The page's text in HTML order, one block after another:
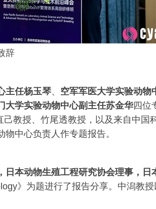
辞
主任杨玉琴、 空军军医大学实验动物
大学实验动物中心副主任苏金华四位
教授、竹尾透教授，以及来自中国
中心负责人作专题报告。
日本动物生殖工程研究协会理事，日
》为题进行了报告分享。中潟教